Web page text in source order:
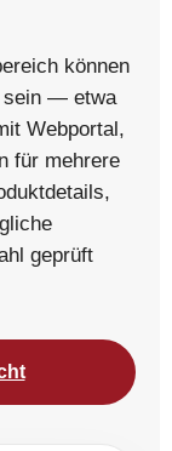
können
sein — etwa
Webportal,
für mehrere
geprüft